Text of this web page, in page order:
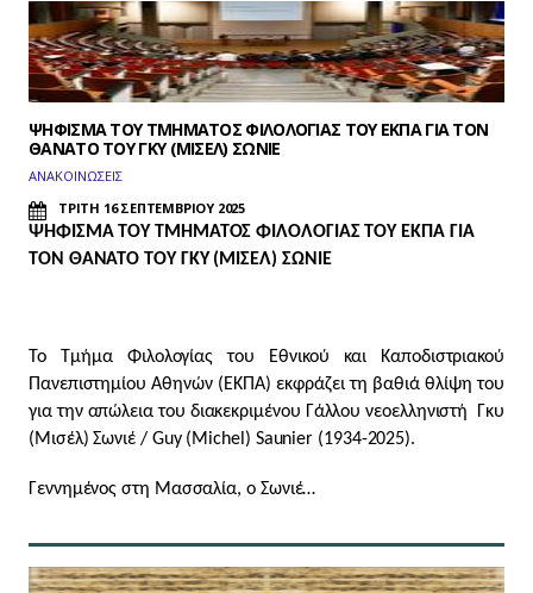
ΨΗΦΙΣΜΑ ΤΟΥ ΤΜΗΜΑΤΟΣ ΦΙΛΟΛΟΓΙΑΣ ΤΟΥ ΕΚΠΑ ΓΙΑ ΤΟΝ
ΘΑΝΑΤΟ ΤΟΥ ΓΚΥ (ΜΙΣΕΛ) ΣΩΝΙΕ
ΑΝΑΚΟΙΝΩΣΕΙΣ
ΤΡΙΤΗ 16 ΣΕΠΤΕΜΒΡΙΟΥ 2025
ΨΗΦΙΣΜΑ ΤΟΥ ΤΜΗΜΑΤΟΣ ΦΙΛΟΛΟΓΙΑΣ ΤΟΥ ΕΚΠΑ ΓΙΑ
ΤΟΝ ΘΑΝΑΤΟ ΤΟΥ ΓΚΥ (ΜΙΣΕΛ) ΣΩΝΙΕ
Το Τμήμα Φιλολογίας του Εθνικού και Καποδιστριακού
Πανεπιστημίου Αθηνών (ΕΚΠΑ) εκφράζει τη βαθιά θλίψη του
για την απώλεια του διακεκριμένου Γάλλου νεοελληνιστή Γκυ
(Μισέλ) Σωνιέ / Guy (Michel) Saunier (1934-2025).
Γεννημένος στη Μασσαλία, ο Σωνιέ…